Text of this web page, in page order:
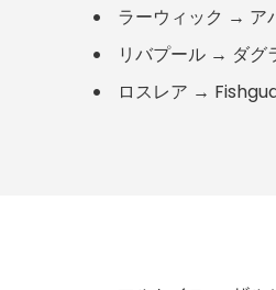
ラーウィック → ア
リバプール → ダグ
ロスレア →